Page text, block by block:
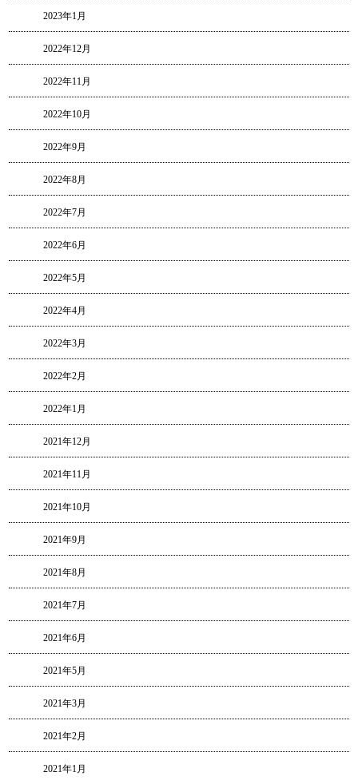
2023年1月
2022年12月
2022年11月
2022年10月
2022年9月
2022年8月
2022年7月
2022年6月
2022年5月
2022年4月
2022年3月
2022年2月
2022年1月
2021年12月
2021年11月
2021年10月
2021年9月
2021年8月
2021年7月
2021年6月
2021年5月
2021年3月
2021年2月
2021年1月